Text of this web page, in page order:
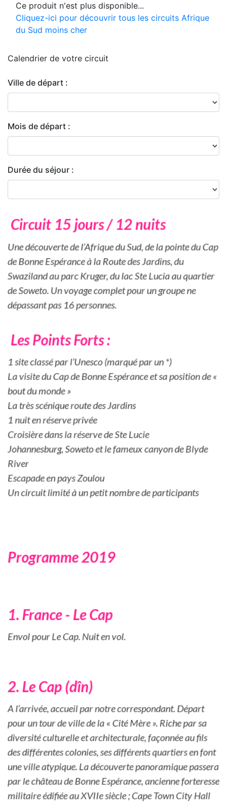
Ce produit n'est plus disponible...
Cliquez-ici pour découvrir tous les circuits Afrique
du Sud moins cher
Calendrier de votre circuit
Ville de départ :
Mois de départ :
Durée du séjour :